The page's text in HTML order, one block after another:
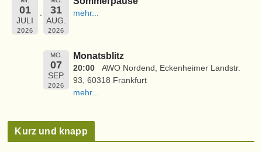
01
JULI
2026
31
AUG.
2026
mehr...
MO.
07
SEP.
2026
Monatsblitz
20:00
AWO Nordend, Eckenheimer Landstr.
93, 60318 Frankfurt
mehr...
Kurz und knapp